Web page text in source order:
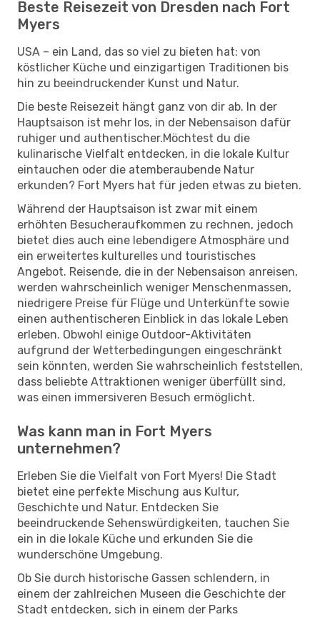
Beste Reisezeit von Dresden nach Fort
Myers
USA – ein Land, das so viel zu bieten hat: von
köstlicher Küche und einzigartigen Traditionen bis
hin zu beeindruckender Kunst und Natur.
Die beste Reisezeit hängt ganz von dir ab. In der
Hauptsaison ist mehr los, in der Nebensaison dafür
ruhiger und authentischer.Möchtest du die
kulinarische Vielfalt entdecken, in die lokale Kultur
eintauchen oder die atemberaubende Natur
erkunden? Fort Myers hat für jeden etwas zu bieten.
Während der Hauptsaison ist zwar mit einem
erhöhten Besucheraufkommen zu rechnen, jedoch
bietet dies auch eine lebendigere Atmosphäre und
ein erweitertes kulturelles und touristisches
Angebot. Reisende, die in der Nebensaison anreisen,
werden wahrscheinlich weniger Menschenmassen,
niedrigere Preise für Flüge und Unterkünfte sowie
einen authentischeren Einblick in das lokale Leben
erleben. Obwohl einige Outdoor-Aktivitäten
aufgrund der Wetterbedingungen eingeschränkt
sein könnten, werden Sie wahrscheinlich feststellen,
dass beliebte Attraktionen weniger überfüllt sind,
was einen immersiveren Besuch ermöglicht.
Was kann man in Fort Myers
unternehmen?
Erleben Sie die Vielfalt von Fort Myers! Die Stadt
bietet eine perfekte Mischung aus Kultur,
Geschichte und Natur. Entdecken Sie
beeindruckende Sehenswürdigkeiten, tauchen Sie
ein in die lokale Küche und erkunden Sie die
wunderschöne Umgebung.
Ob Sie durch historische Gassen schlendern, in
einem der zahlreichen Museen die Geschichte der
Stadt entdecken, sich in einem der Parks